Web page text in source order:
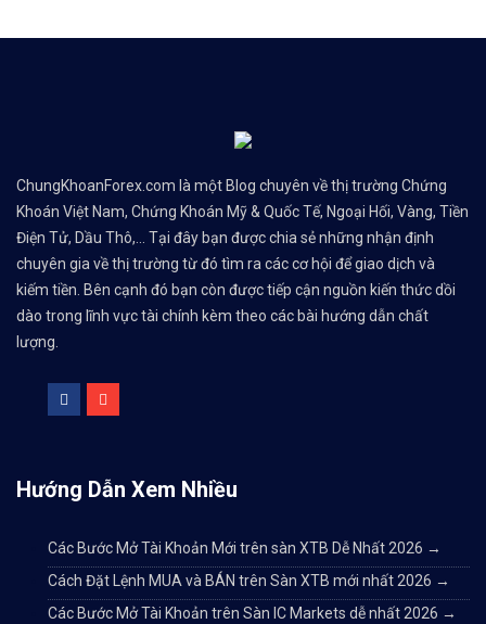
ChungKhoanForex.com là một Blog chuyên về thị trường Chứng
Khoán Việt Nam, Chứng Khoán Mỹ & Quốc Tế, Ngoại Hối, Vàng, Tiền
Điện Tử, Dầu Thô,... Tại đây bạn được chia sẻ những nhận định
chuyên gia về thị trường từ đó tìm ra các cơ hội để giao dịch và
kiếm tiền. Bên cạnh đó bạn còn được tiếp cận nguồn kiến thức dồi
dào trong lĩnh vực tài chính kèm theo các bài hướng dẫn chất
lượng.
Hướng Dẫn Xem Nhiều
Các Bước Mở Tài Khoản Mới trên sàn XTB Dễ Nhất 2026 →
Cách Đặt Lệnh MUA và BÁN trên Sàn XTB mới nhất 2026 →
Các Bước Mở Tài Khoản trên Sàn IC Markets dễ nhất 2026 →